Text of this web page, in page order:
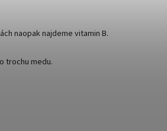
naopak najdeme vitamin B.
trochu medu.